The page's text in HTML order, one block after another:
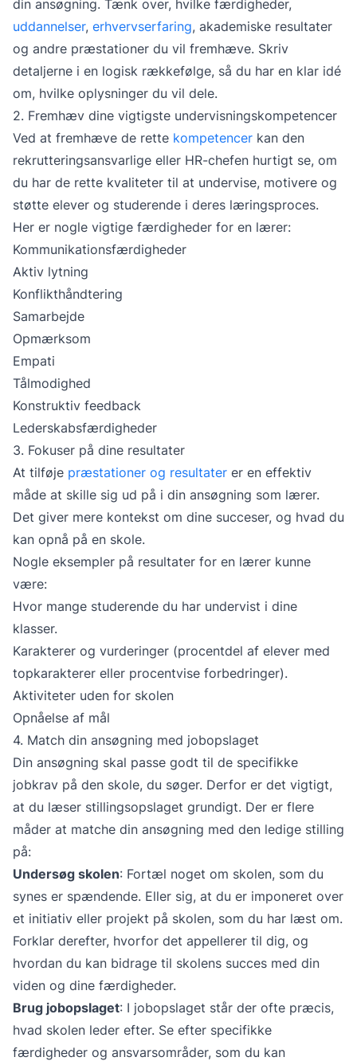
din ansøgning. Tænk over, hvilke færdigheder,
uddannelser, erhvervserfaring, akademiske resultater
og andre præstationer du vil fremhæve. Skriv
detaljerne i en logisk rækkefølge, så du har en klar idé
om, hvilke oplysninger du vil dele.
2. Fremhæv dine vigtigste undervisningskompetencer
Ved at fremhæve de rette kompetencer kan den
rekrutteringsansvarlige eller HR-chefen hurtigt se, om
du har de rette kvaliteter til at undervise, motivere og
støtte elever og studerende i deres læringsproces.
Her er nogle vigtige færdigheder for en lærer:
Kommunikationsfærdigheder
Aktiv lytning
Konflikthåndtering
Samarbejde
Opmærksom
Empati
Tålmodighed
Konstruktiv feedback
Lederskabsfærdigheder
3. Fokuser på dine resultater
At tilføje præstationer og resultater er en effektiv
måde at skille sig ud på i din ansøgning som lærer.
Det giver mere kontekst om dine succeser, og hvad du
kan opnå på en skole.
Nogle eksempler på resultater for en lærer kunne
være:
Hvor mange studerende du har undervist i dine
klasser.
Karakterer og vurderinger (procentdel af elever med
topkarakterer eller procentvise forbedringer).
Aktiviteter uden for skolen
Opnåelse af mål
4. Match din ansøgning med jobopslaget
Din ansøgning skal passe godt til de specifikke
jobkrav på den skole, du søger. Derfor er det vigtigt,
at du læser stillingsopslaget grundigt. Der er flere
måder at matche din ansøgning med den ledige stilling
på:
Undersøg skolen: Fortæl noget om skolen, som du
synes er spændende. Eller sig, at du er imponeret over
et initiativ eller projekt på skolen, som du har læst om.
Forklar derefter, hvorfor det appellerer til dig, og
hvordan du kan bidrage til skolens succes med din
viden og dine færdigheder.
Brug jobopslaget: I jobopslaget står der ofte præcis,
hvad skolen leder efter. Se efter specifikke
færdigheder og ansvarsområder, som du kan